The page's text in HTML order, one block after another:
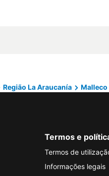
Região La Araucanía Malleco
Termos e
Termos de
Informações legais